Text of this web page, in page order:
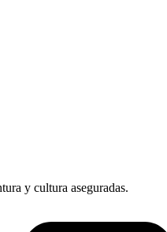
y cultura aseguradas.